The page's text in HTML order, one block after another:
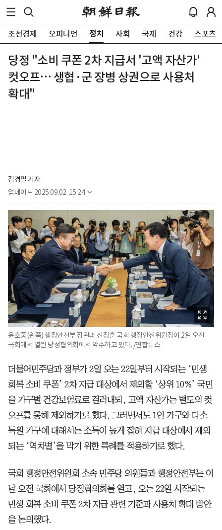
조선경제 오피니언 정치 사회 국제 건강 스포츠
당정 "소비 쿠폰 2차 지급서 '고액 자산가'
컷오프… 생협·군 장병 상권으로 사용처
확대"
김경필 기자
업데이트 2025.09.02. 15:24
윤호중(왼쪽) 행정안전부 장관과 신정훈 국회 행정안전위원장이 2일 오전
국회에서 열린 당정협의회에서 악수하고 있다. /연합뉴스
더불어민주당과 정부가 2일 오는 22일부터 시작되는 ‘민생
회복 소비 쿠폰’ 2차 지급 대상에서 제외할 ‘상위 10%’ 국민
을 가구별 건강보험료로 걸러내되, 고액 자산가는 별도의 컷
오프를 통해 제외하기로 했다. 그러면서도 1인 가구와 다소
득원 가구에 대해서는 소득이 높게 잡혀 지급 대상에서 제외
되는 ‘역차별’을 막기 위한 특례를 적용하기로 했다.
국회 행정안전위원회 소속 민주당 의원들과 행정안전부는 이
날 오전 국회에서 당정협의회를 열고, 오는 22일 시작되는
민생 회복 소비 쿠폰 2차 지급 관련 기준과 사용처 확대 방안
을 논의했다.